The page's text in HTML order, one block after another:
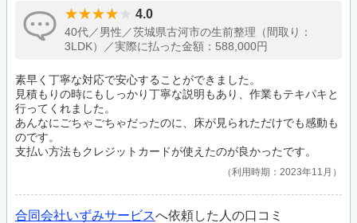
4.0
40代／男性／茨城県古河市の生前整理（間取り：
3LDK）／実際に払った金額：588,000円
素早く丁寧な対応で安心することができました。
見積もりの時にもしっかり丁寧な説明もあり、作業もテキパキと
行ってくれました。
あんなにごちゃごちゃだったのに、床が見られただけでも感動も
のです。
支払い方法もクレジットカードが使えたのが良かったです。
利用時期：2023年11月
合同会社いずみサービスへ依頼した人の口コミ